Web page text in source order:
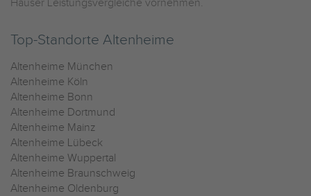
Häuser Leistungsvergleiche vornehmen.
Top-Standorte Altenheime
Altenheime München
Altenheime Köln
Altenheime Bonn
Altenheime Dortmund
Altenheime Mainz
Altenheime Lübeck
Altenheime Wuppertal
Altenheime Braunschweig
Altenheime Oldenburg